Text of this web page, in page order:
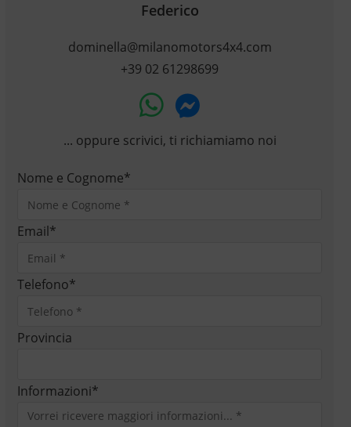
Federico
dominella@milanomotors4x4.com
+39 02 61298699
... oppure scrivici, ti richiamiamo noi
Nome e Cognome*
Email*
Telefono*
Provincia
Informazioni*